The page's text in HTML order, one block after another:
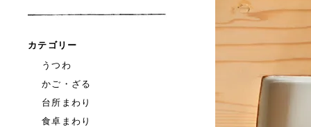
カテゴリー
うつわ
かご・ざる
台所まわり
食卓まわり